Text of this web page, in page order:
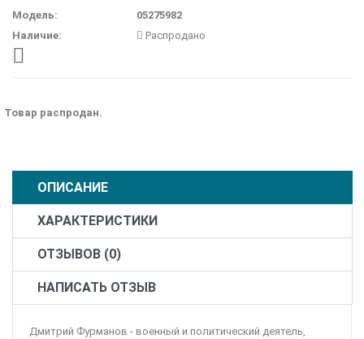
Модель:
05275982
Наличие:
Распродано
Товар распродан.
ОПИСАНИЕ
ХАРАКТЕРИСТИКИ
ОТЗЫВОВ (0)
НАПИСАТЬ ОТЗЫВ
Дмитрий Фурманов - военный и политический деятель,